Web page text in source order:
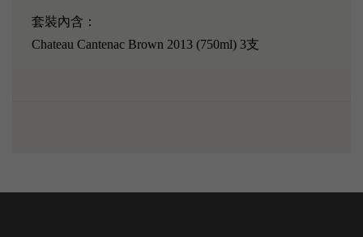
套裝內含：
Chateau Cantenac Brown 2013 (750ml) 3支